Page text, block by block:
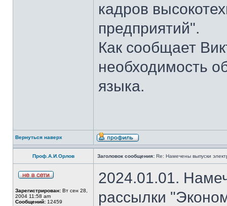
кадров
предприятий".
Как сообщает
необходимость
языка.
Вернуться наверх
Проф.А.И.Орлов Заголовок сообщения: Re: Намечены выпуски
Зарегистрирован: Вт сен 28,
2004 11:58 am
Сообщений: 12459
2024.01.01.
рассылки